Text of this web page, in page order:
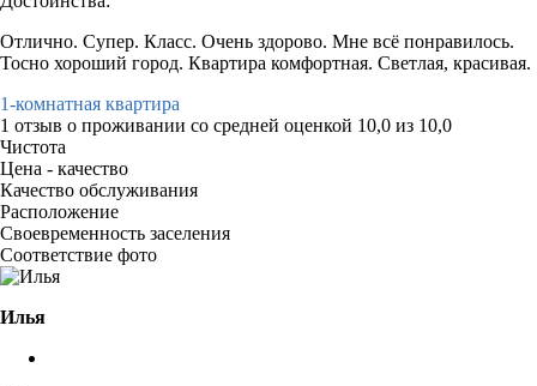
Отлично. Супер. Класс. Очень здорово. Мне всё понравилось.
Тосно хороший город. Квартира комфортная. Светлая, красивая.
1-комнатная квартира
1 отзыв о проживании со средней оценкой 10,0 из 10,0
Чистота
Цена - качество
Качество обслуживания
Расположение
Своевременность заселения
Соответствие фото
Илья